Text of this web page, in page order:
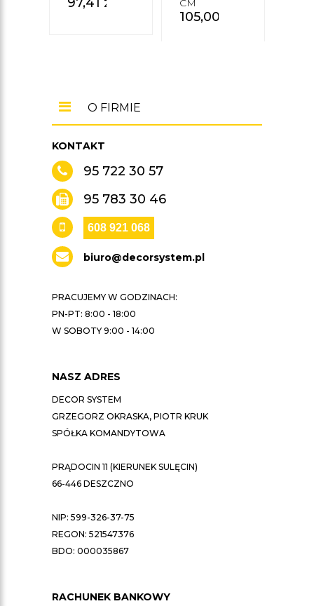
CM
105,00
KONTAKT
95 722 30 57
95 783 30 46
608 921 068
biuro@decorsystem.pl
PRACUJEMY W GODZINACH:
PN-PT: 8:00 - 18:00
W SOBOTY 9:00 - 14:00
NASZ ADRES
DECOR SYSTEM
GRZEGORZ OKRASKA, PIOTR KRUK
SPÓŁKA KOMANDYTOWA
PRĄDOCIN 11 (KIERUNEK SULĘCIN)
66-446 DESZCZNO
NIP: 599-326-37-75
REGON: 521547376
BDO: 000035867
O FIRMIE
RACHUNEK BANKOWY